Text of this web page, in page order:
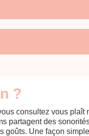
?
consultez vous plaît
partagent des
goûts. Une façon